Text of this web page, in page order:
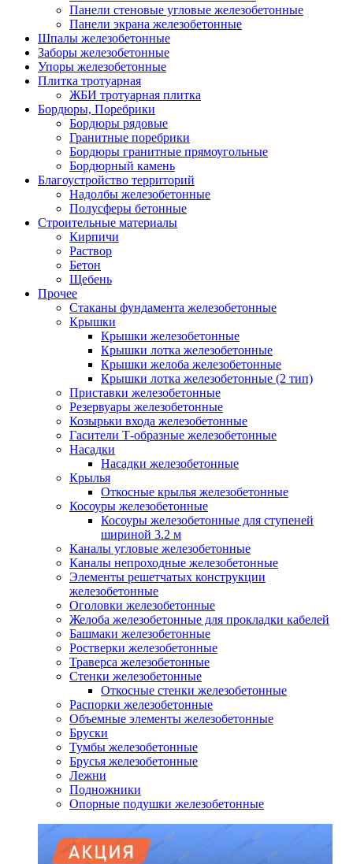
Панели стеновые угловые железобетонные
Панели экрана железобетонные
Шпалы железобетонные
Заборы железобетонные
Упоры железобетонные
Плитка тротуарная
ЖБИ тротуарная плитка
Бордюры, Поребрики
Бордюры рядовые
Гранитные поребрики
Бордюры гранитные прямоугольные
Бордюрный камень
Благоустройство территорий
Надолбы железобетонные
Полусферы бетонные
Строительные материалы
Кирпичи
Раствор
Бетон
Щебень
Прочее
Стаканы фундамента железобетонные
Крышки
Крышки железобетонные
Крышки лотка железобетонные
Крышки желоба железобетонные
Крышки лотка железобетонные (2 тип)
Приставки железобетонные
Резервуары железобетонные
Козырьки входа железобетонные
Гасители Т-образные железобетонные
Насадки
Насадки железобетонные
Крылья
Откосные крылья железобетонные
Косоуры железобетонные
Косоуры железобетонные для ступеней
шириной 3.2 м
Каналы угловые железобетонные
Каналы непроходные железобетонные
Элементы решетчатых конструкции
железобетонные
Оголовки железобетонные
Желоба железобетонные для прокладки кабелей
Башмаки железобетонные
Ростверки железобетонные
Траверса железобетонные
Стенки железобетонные
Откосные стенки железобетонные
Распорки железобетонные
Объемные элементы железобетонные
Бруски
Тумбы железобетонные
Брусья железобетонные
Лежни
Подножники
Опорные подушки железобетонные